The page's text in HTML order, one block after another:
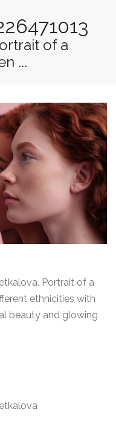
of a
...
Portrait of a
ethnicities with
beauty and glowing